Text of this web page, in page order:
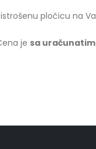
pločicu na
je sa